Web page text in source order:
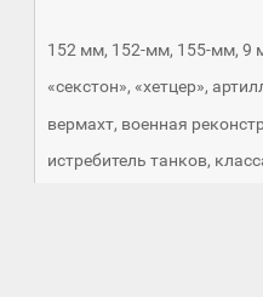
152 мм, 152-мм, 155-мм, 9
«секстон», «хетцер»,
вермахт, военная
истребитель танков,